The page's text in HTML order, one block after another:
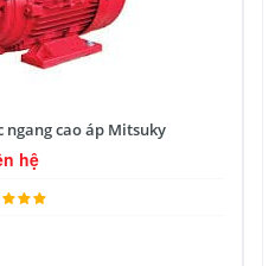
cao áp Mitsuky
hệ